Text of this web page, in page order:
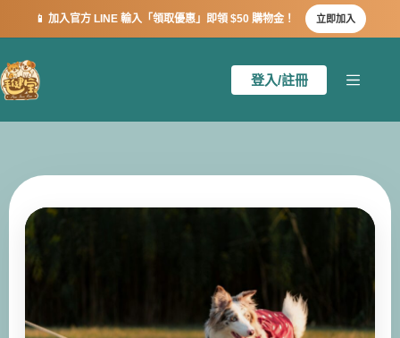
🦷 口齒清新：專利 K12 益生菌，根除口臭、緩解紅腫！ 立即購買
登入/註冊